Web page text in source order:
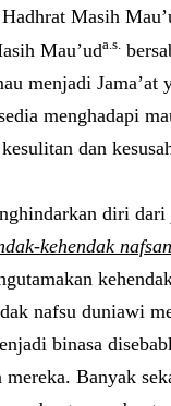
Masih
Mau’uda.s.
menjadi Jama’at
menghadapi
dan
diri dari
kehendak
nafsu duniawi
binasa
Banyak